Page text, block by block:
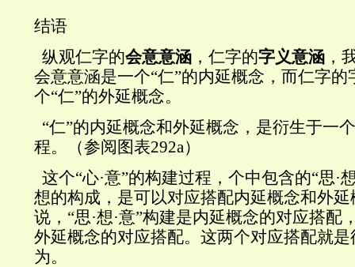
结语
纵观仁字的会意意涵 ，仁字的字义意涵 ，
会意意涵是一个“仁”的内延概念，而仁字的
个“仁”的外延概念。
“仁”的内延概念和外延概念，是衍生于一
程。（参阅图表292a）
这个“心·意”的构建过程，个中包含的“思·
想的构成，是可以对应搭配内延概念和外
说，“思·想·意”构建是内延概念的对应搭配
外延概念的对应搭配。这两个对应搭配就
为。